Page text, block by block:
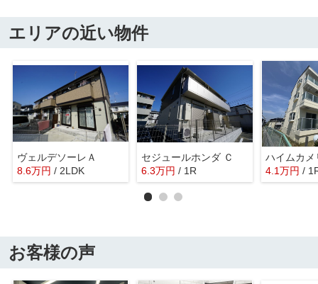
エリアの近い物件
ヴェルデソーレＡ
8.6万円 / 2LDK
セジュールホンダ Ｃ
6.3万円 / 1R
ハイムカメ
4.1万円 /
お客様の声